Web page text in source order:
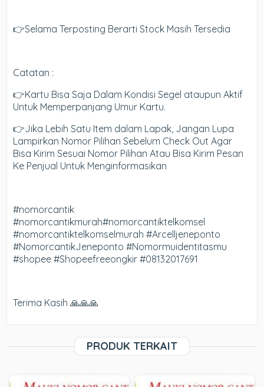
👉Selama Terposting Berarti Stock Masih Tersedia
Catatan :
👉Kartu Bisa Saja Dalam Kondisi Segel ataupun Aktif
Untuk Memperpanjang Umur Kartu.
👉Jika Lebih Satu Item dalam Lapak, Jangan Lupa
Lampirkan Nomor Pilihan Sebelum Check Out Agar
Bisa Kirim Sesuai Nomor Pilihan Atau Bisa Kirim Pesan
Ke Penjual Untuk Menginformasikan
#nomorcantik
#nomorcantikmurah#nomorcantiktelkomsel
#nomorcantiktelkomselmurah #Arcelljeneponto
#NomorcantikJeneponto #Nomormuidentitasmu
#shopee #Shopeefreeongkir #08132017691
Terima Kasih 🙏🙏🙏
PRODUK TERKAIT